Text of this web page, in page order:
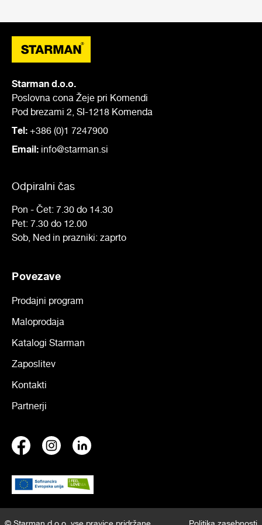
Starman d.o.o.
Poslovna cona Žeje pri Komendi
Pod brezami 2, SI-1218 Komenda
Tel: +386 (0)1 7247900
Email: info@starman.si
Odpiralni čas
Pon - Čet: 7.30 do 14.30
Pet: 7.30 do 12.00
Sob, Ned in prazniki: zaprto
Povezave
Prodajni program
Maloprodaja
Katalogi Starman
Zaposlitev
Kontakti
Partnerji
© Starman d.o.o. vse pravice pridržane Politika zasebnosti